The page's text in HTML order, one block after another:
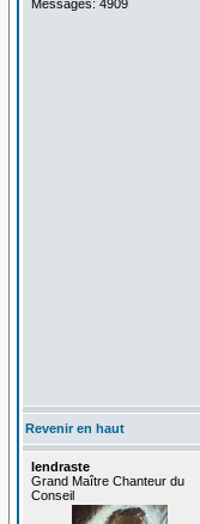
Messages: 4909
Revenir en haut
lendraste
Grand Maître Chanteur du
Conseil